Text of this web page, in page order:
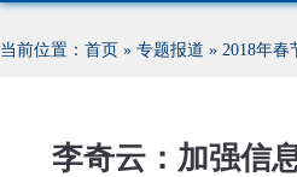
当前位置： 首页 » 专题报道 » 2018年春
李奇云：加强信